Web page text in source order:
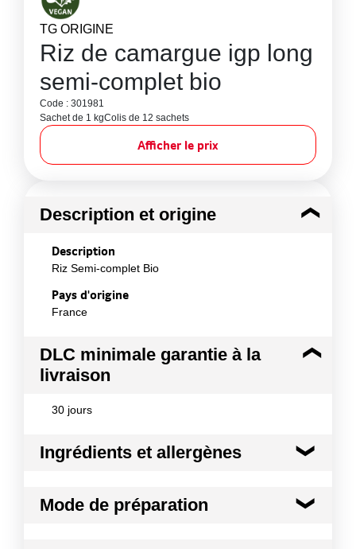
TG ORIGINE
Riz de camargue igp long
semi-complet bio
Code : 301981
Sachet de 1 kgColis de 12 sachets
Afficher le prix
Description et origine
Description
Riz Semi-complet Bio
Pays d'origine
France
DLC minimale garantie à la
livraison
30 jours
Ingrédients et allergènes
Riz Semi-complet Bio
Mode de préparation